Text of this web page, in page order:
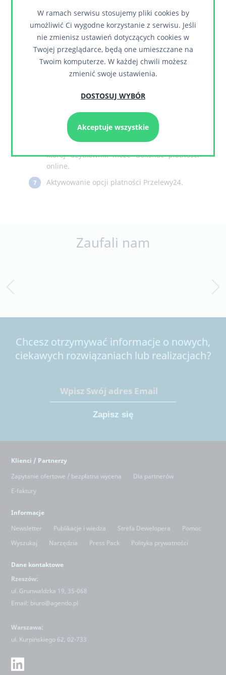
zlecenia wypłaty.
3
Lista rozwijana służąca do wybrania
szablonu, który zostanie wprowadzony do
edytora tekstu powyżej. Po prawej stronie
pola znajduje się zielony przycisk służący do
podglądu wybranego szablonu.
szablonu obok w edytorze.
Pole słuzące do wprowadzenia kwoty,
powyżej której będzie naliczana prowizja.
Pole służące do wprowadzenia kwoty, do
której użytkownik może dokonać płatności
online.
7 Aktywowanie opcji płatności Przelewy24.
Zaufali nam
Chcesz otrzymywać informacje o nowych,
ciekawych rozwiązaniach lub realizacjach?
Klienci / Partnerzy
Zapytanie ofertowe / bezpłatna wycena
Dla partnerów
E-faktury
Informacje
Newsletter
Publikacje i wiedza Strefa Dewelopera
Pomoc
Wyszukaj
Narzędzia Press Pack Polityka prywatności
Dane kontaktowe
Rzeszów:
ul. Grunwaldzka 19, 35-068
Email: biuro@agendo.pl
Warszawa:
ul. Kurpińskiego 62, 02-733
W ramach serwisu stosujemy pliki cookies by
umożliwić Ci wygodne korzystanie z serwisu. Jeśli
nie zmienisz ustawień dotyczących cookies w
Twojej przeglądarce, będą one umieszczane na
Twoim komputerze. W każdej chwili możesz
zmienić swoje ustawienia.
DOSTOSUJ WYBÓR
Akceptuje wszystkie